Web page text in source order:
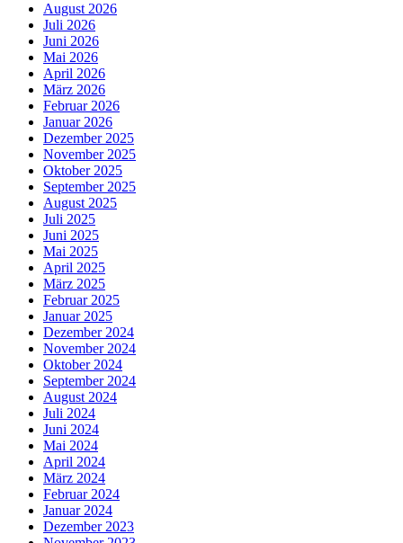
August 2026
Juli 2026
Juni 2026
Mai 2026
April 2026
März 2026
Februar 2026
Januar 2026
Dezember 2025
November 2025
Oktober 2025
September 2025
August 2025
Juli 2025
Juni 2025
Mai 2025
April 2025
März 2025
Februar 2025
Januar 2025
Dezember 2024
November 2024
Oktober 2024
September 2024
August 2024
Juli 2024
Juni 2024
Mai 2024
April 2024
März 2024
Februar 2024
Januar 2024
Dezember 2023